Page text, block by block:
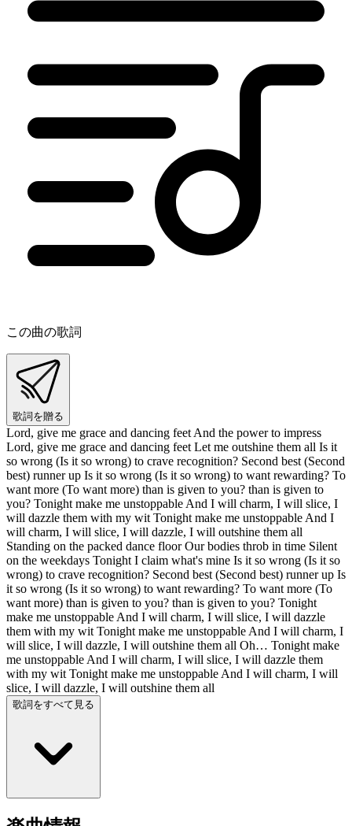
この曲の歌詞
歌詞を贈る
Lord, give me grace and dancing feet And the power to impress
Lord, give me grace and dancing feet Let me outshine them all Is it
so wrong (Is it so wrong) to crave recognition? Second best (Second
best) runner up Is it so wrong (Is it so wrong) to want rewarding? To
want more (To want more) than is given to you? than is given to
you? Tonight make me unstoppable And I will charm, I will slice, I
will dazzle them with my wit Tonight make me unstoppable And I
will charm, I will slice, I will dazzle, I will outshine them all
Standing on the packed dance floor Our bodies throb in time Silent
on the weekdays Tonight I claim what's mine Is it so wrong (Is it so
wrong) to crave recognition? Second best (Second best) runner up Is
it so wrong (Is it so wrong) to want rewarding? To want more (To
want more) than is given to you? than is given to you? Tonight
make me unstoppable And I will charm, I will slice, I will dazzle
them with my wit Tonight make me unstoppable And I will charm, I
will slice, I will dazzle, I will outshine them all Oh… Tonight make
me unstoppable And I will charm, I will slice, I will dazzle them
with my wit Tonight make me unstoppable And I will charm, I will
slice, I will dazzle, I will outshine them all
歌詞をすべて見る